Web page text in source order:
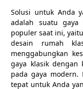
Solusi untuk Anda
adalah suatu
populer saat ini,
desain rumah
menggabungkan
gaya klasik dengan
pada gaya
tepat untuk Anda